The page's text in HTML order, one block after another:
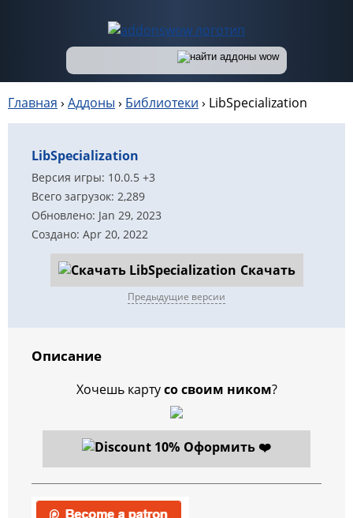
Главная › Аддоны › Библиотеки › LibSpecialization
LibSpecialization
Версия игры: 10.0.5 +3
Всего загрузок: 2,289
Обновлено: Jan 29, 2023
Создано: Apr 20, 2022
Скачать
Предыдущие версии
Описание
Хочешь картусо своим ником?
Оформить ❤️